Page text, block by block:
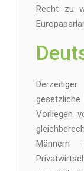
Recht zu
Vorliegen
Männern